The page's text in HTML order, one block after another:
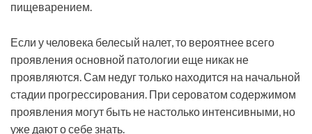
пищеварением.
Если у человека белесый налет, то вероятнее всего
проявления основной патологии еще никак не
проявляются. Сам недуг только находится на начальной
стадии прогрессирования. При сероватом содержимом
проявления могут быть не настолько интенсивными, но
уже дают о себе знать.